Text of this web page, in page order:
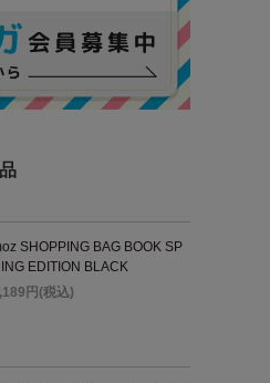
SHOPPING BAG BOOK SP
EDITION BLACK
円(税込)